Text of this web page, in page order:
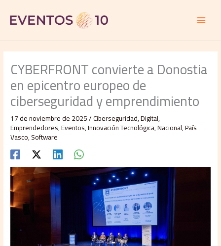
contenido
CYBERFRONT convierte a Donostia
en epicentro europeo de
ciberseguridad y emprendimiento
17 de noviembre de 2025/Ciberseguridad,Digital,
Emprendedores,Eventos,Innovación Tecnológica,Nacional,País
Vasco,Software